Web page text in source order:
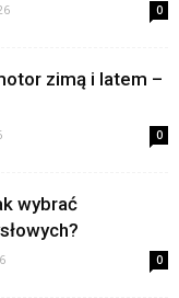
0
zimą i latem –
0
wybrać
0